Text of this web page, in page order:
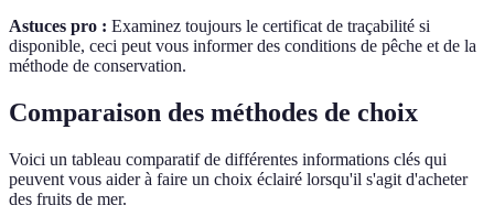
Astuces pro : Examinez toujours le certificat de traçabilité si
disponible, ceci peut vous informer des conditions de pêche et de la
méthode de conservation.
Comparaison des méthodes de choix
Voici un tableau comparatif de différentes informations clés qui
peuvent vous aider à faire un choix éclairé lorsqu'il s'agit d'acheter
des fruits de mer.